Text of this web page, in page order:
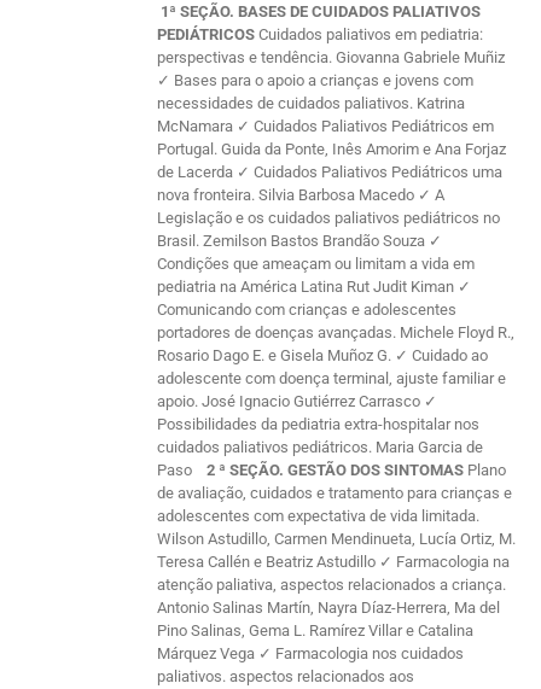
1ª SEÇÃO. BASES DE CUIDADOS PALIATIVOS
PEDIÁTRICOS Cuidados paliativos em pediatria:
perspectivas e tendência. Giovanna Gabriele Muñiz
✓ Bases para o apoio a crianças e jovens com
necessidades de cuidados paliativos. Katrina
McNamara ✓ Cuidados Paliativos Pediátricos em
Portugal. Guida da Ponte, Inês Amorim e Ana Forjaz
de Lacerda ✓ Cuidados Paliativos Pediátricos uma
nova fronteira. Silvia Barbosa Macedo ✓ A
Legislação e os cuidados paliativos pediátricos no
Brasil. Zemilson Bastos Brandão Souza ✓
Condições que ameaçam ou limitam a vida em
pediatria na América Latina Rut Judit Kiman ✓
Comunicando com crianças e adolescentes
portadores de doenças avançadas. Michele Floyd R.,
Rosario Dago E. e Gisela Muñoz G. ✓ Cuidado ao
adolescente com doença terminal, ajuste familiar e
apoio. José Ignacio Gutiérrez Carrasco ✓
Possibilidades da pediatria extra-hospitalar nos
cuidados paliativos pediátricos. Maria Garcia de
Paso
2 ª SEÇÃO. GESTÃO DOS SINTOMAS Plano
de avaliação, cuidados e tratamento para crianças e
adolescentes com expectativa de vida limitada.
Wilson Astudillo, Carmen Mendinueta, Lucía Ortiz, M.
Teresa Callén e Beatriz Astudillo ✓ Farmacologia na
atenção paliativa, aspectos relacionados a criança.
Antonio Salinas Martín, Nayra Díaz-Herrera, Ma del
Pino Salinas, Gema L. Ramírez Villar e Catalina
Márquez Vega ✓ Farmacologia nos cuidados
paliativos. aspectos relacionados aos